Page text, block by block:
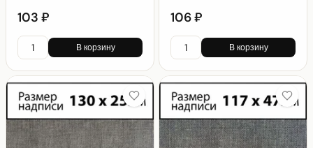
103 ₽
В корзину
106 ₽
В корзину